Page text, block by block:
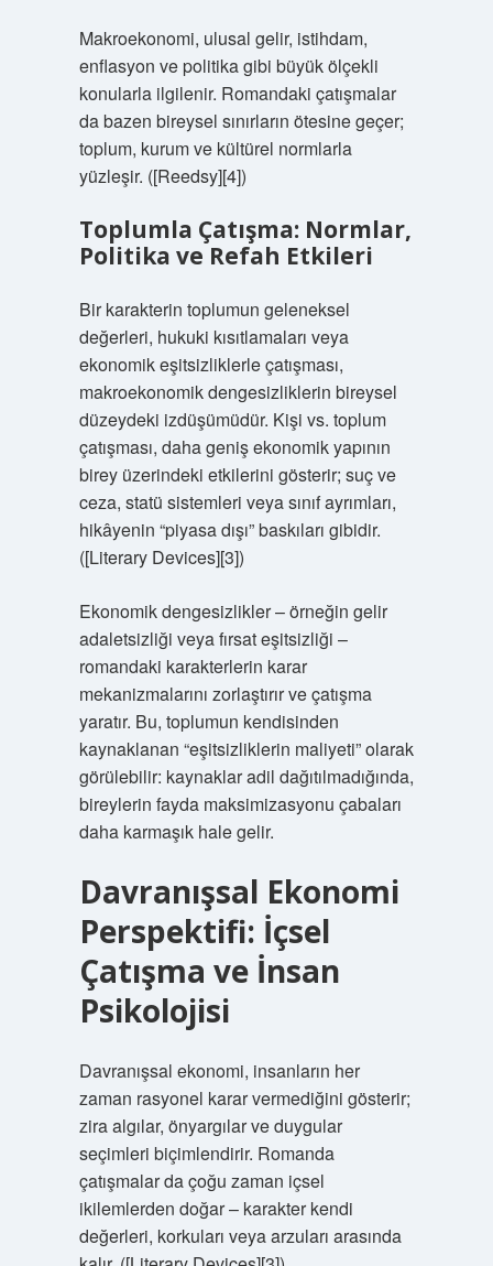
Makroekonomi, ulusal gelir, istihdam,
enflasyon ve politika gibi büyük ölçekli
konularla ilgilenir. Romandaki çatışmalar
da bazen bireysel sınırların ötesine geçer;
toplum, kurum ve kültürel normlarla
yüzleşir. ([Reedsy][4])
Toplumla Çatışma: Normlar,
Politika ve Refah Etkileri
Bir karakterin toplumun geleneksel
değerleri, hukuki kısıtlamaları veya
ekonomik eşitsizliklerle çatışması,
makroekonomik dengesizliklerin bireysel
düzeydeki izdüşümüdür. Kişi vs. toplum
çatışması, daha geniş ekonomik yapının
birey üzerindeki etkilerini gösterir; suç ve
ceza, statü sistemleri veya sınıf ayrımları,
hikâyenin “piyasa dışı” baskıları gibidir.
([Literary Devices][3])
Ekonomik dengesizlikler – örneğin gelir
adaletsizliği veya fırsat eşitsizliği –
romandaki karakterlerin karar
mekanizmalarını zorlaştırır ve çatışma
yaratır. Bu, toplumun kendisinden
kaynaklanan “eşitsizliklerin maliyeti” olarak
görülebilir: kaynaklar adil dağıtılmadığında,
bireylerin fayda maksimizasyonu çabaları
daha karmaşık hale gelir.
Davranışsal Ekonomi
Perspektifi: İçsel
Çatışma ve İnsan
Psikolojisi
Davranışsal ekonomi, insanların her
zaman rasyonel karar vermediğini gösterir;
zira algılar, önyargılar ve duygular
seçimleri biçimlendirir. Romanda
çatışmalar da çoğu zaman içsel
ikilemlerden doğar – karakter kendi
değerleri, korkuları veya arzuları arasında